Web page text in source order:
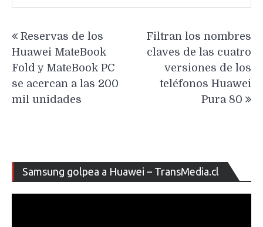
de
entradas
Reservas de los
Huawei MateBook
Fold y MateBook PC
se acercan a las 200
mil unidades
Filtran los nombres
claves de las cuatro
versiones de los
teléfonos Huawei
Pura 80
Samsung golpea a Huawei – TransMedia.cl
de